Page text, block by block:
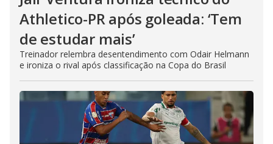
Athletico-PR após goleada: ‘Tem
de estudar mais’
Treinador relembra desentendimento com Odair Helmann
e ironiza o rival após classificação na Copa do Brasil